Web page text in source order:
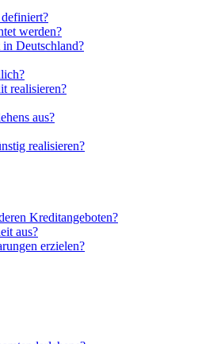
werden?
in Deutschland?
realisieren?
aus?
realisieren?
Kreditangeboten?
aus?
erzielen?